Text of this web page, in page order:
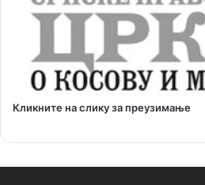
Кликните на слику за преузимање